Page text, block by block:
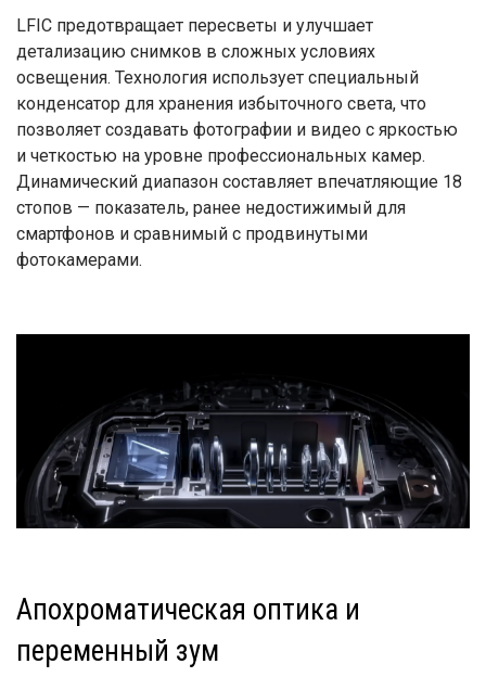
LFIC предотвращает пересветы и улучшает
детализацию снимков в сложных условиях
освещения. Технология использует специальный
конденсатор для хранения избыточного света, что
позволяет создавать фотографии и видео с яркостью
и четкостью на уровне профессиональных камер.
Динамический диапазон составляет впечатляющие 18
стопов — показатель, ранее недостижимый для
смартфонов и сравнимый с продвинутыми
фотокамерами.
Апохроматическая оптика и
переменный зум